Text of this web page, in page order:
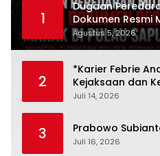
1
Dugaan
Dokumen Resmi
Polsek Diduga
Agustus 5, 2026
2
*Karier Febrie
Kejaksaan dan
Juli 14, 2026
3 Prabowo
Juli 16, 2026